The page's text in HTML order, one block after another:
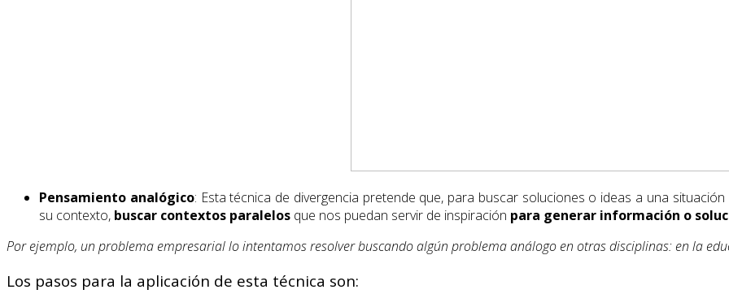
Pensamiento analógico: Esta técnica de divergencia pretende que, para buscar soluciones o ideas a una
su contexto, buscar contextos paralelos que nos puedan servir de inspiración para generar información o
Por ejemplo, un problema empresarial lo intentamos resolver buscando algún problema análogo en otras disciplinas: en la
Los pasos para la aplicación de esta técnica son: